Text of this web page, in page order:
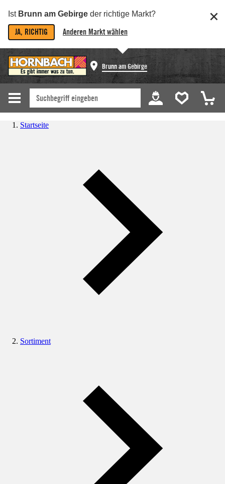
Ist Brunn am Gebirge der richtige Markt?
JA, RICHTIG Anderen Markt wählen
Brunn am Gebirge
Startseite
Sortiment